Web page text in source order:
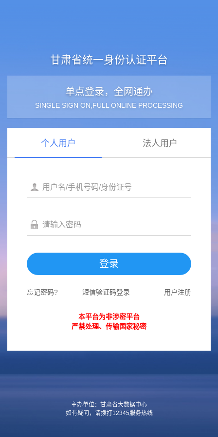
甘肃省统一身份认证平台
单点登录，全网通办
SINGLE SIGN ON,FULL ONLINE PROCESSING
个人用户 法人用户
登录
短信验证码登录 用户注册
忘记密码?
本平台为非涉密平台
严禁处理、传输国家秘密
主办单位：甘肃省大数据中心
如有疑问，请拨打12345服务热线